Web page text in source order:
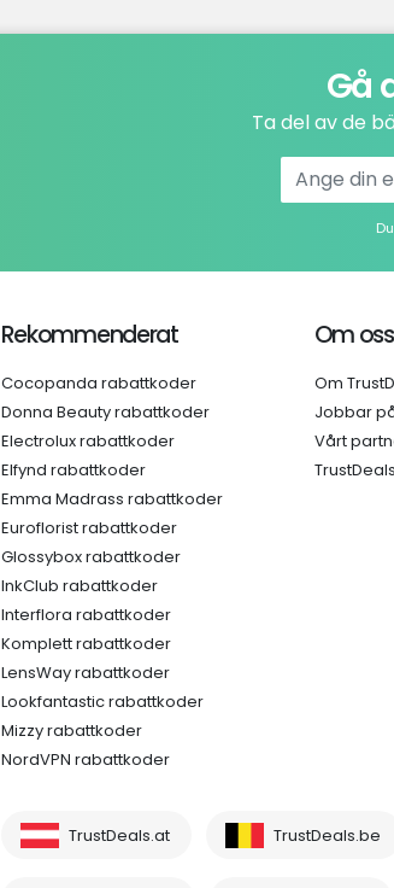
Gå
Ta del av de
Rekommenderat
Cocopanda rabattkoder
Donna Beauty rabattkoder
Electrolux rabattkoder
Elfynd rabattkoder
Emma Madrass rabattkoder
Euroflorist rabattkoder
Glossybox rabattkoder
InkClub rabattkoder
Interflora rabattkoder
Komplett rabattkoder
LensWay rabattkoder
Lookfantastic rabattkoder
Mizzy rabattkoder
NordVPN rabattkoder
Om oss
Om
Jobbar
Vårt
TrustDeals.at TrustDeals.be